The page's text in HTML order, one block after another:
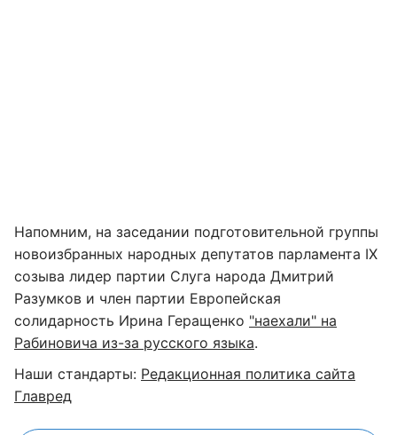
Напомним, на заседании подготовительной группы
новоизбранных народных депутатов парламента IX
созыва лидер партии Слуга народа Дмитрий
Разумков и член партии Европейская
солидарность Ирина Геращенко "наехали" на
Рабиновича из-за русского языка.
Наши стандарты: Редакционная политика сайта
Главред